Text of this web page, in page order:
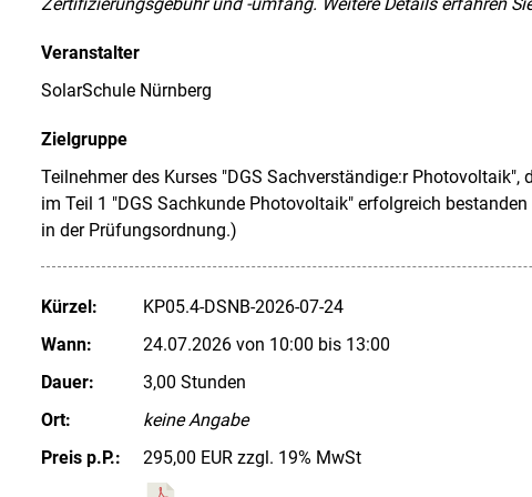
Veranstalter
SolarSchule Nürnberg
Zielgruppe
Teilnehmer des Kurses "DGS Sachverständige:r
im Teil 1 "DGS Sachkunde Photovoltaik" erfolgreich
in der Prüfungsordnung.)
Kürzel:
KP05.4-DSNB-2026-07-24
Wann:
24.07.2026 von 10:00 bis 13:00
Dauer:
3,00 Stunden
Ort:
keine Angabe
Preis p.P.:
295,00 EUR zzgl. 19% MwSt